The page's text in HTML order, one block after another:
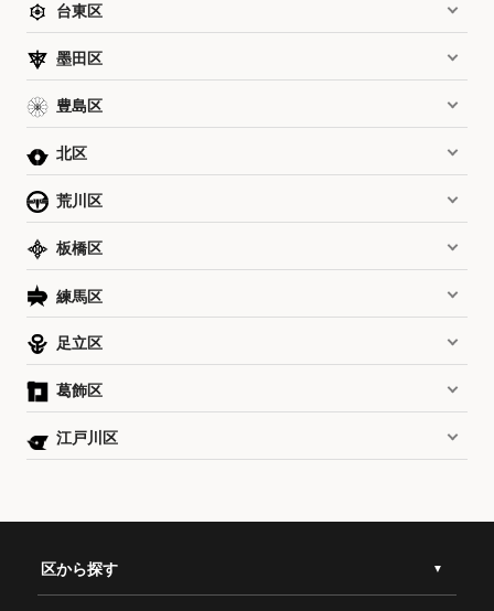
台東区
墨田区
豊島区
北区
荒川区
板橋区
練馬区
足立区
葛飾区
江戸川区
区から探す